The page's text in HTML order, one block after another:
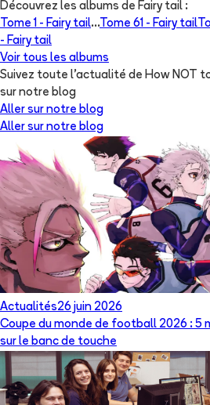
Découvrez les albums de Fairy tail :
Tome 1 - Fairy tail...Tome 61 - Fairy tail
- Fairy tail
Voir tous les albums
Suivez toute l'actualité de How NOT
sur notre blog
Aller sur notre blog
Aller sur notre blog
Actualités26 juin 2026
Coupe du monde de football 2026 : 5
sur le banc de touche